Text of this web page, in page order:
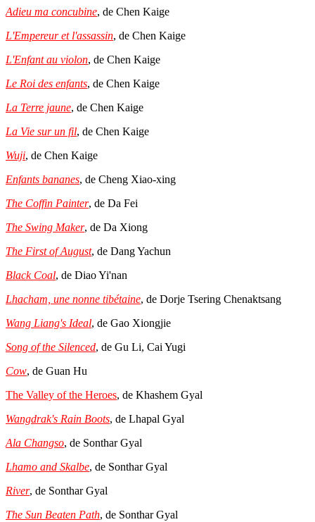
Adieu ma concubine, de Chen Kaige
L'Empereur et l'assassin, de Chen Kaige
L'Enfant au violon, de Chen Kaige
Le Roi des enfants, de Chen Kaige
La Terre jaune, de Chen Kaige
La Vie sur un fil, de Chen Kaige
Wuji, de Chen Kaige
Enfants bananes, de Cheng Xiao-xing
The Coffin Painter, de Da Fei
The Swing Maker, de Da Xiong
The First of August, de Dang Yachun
Black Coal, de Diao Yi'nan
Lhacham, une nonne tibétaine, de Dorje Tsering Chenaktsang
Wang Liang's Ideal, de Gao Xiongjie
Song of the Silenced, de Gu Li, Cai Yugi
Cow, de Guan Hu
The Valley of the Heroes, de Khashem Gyal
Wangdrak's Rain Boots, de Lhapal Gyal
Ala Changso, de Sonthar Gyal
Lhamo and Skalbe, de Sonthar Gyal
River, de Sonthar Gyal
The Sun Beaten Path, de Sonthar Gyal